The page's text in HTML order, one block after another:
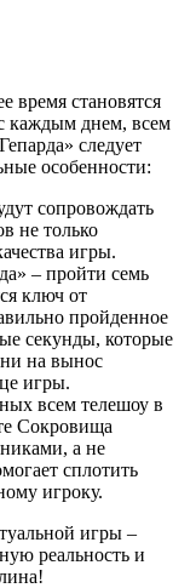
время становятся
каждым днем, всем
следует
особенности:
сопровождать
не только
игры.
– пройти семь
ключ от
пройденное
секунды, которые
на вынос
игры.
всем телешоу в
Сокровища
а не
сплотить
игроку.
игры –
реальность и